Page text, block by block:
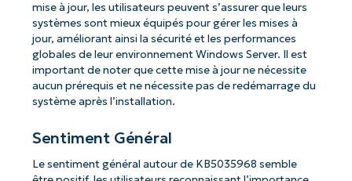
mise à jour, les utilisateurs peuvent s’assurer que leurs
systèmes sont mieux équipés pour gérer les mises à
jour, améliorant ainsi la sécurité et les performances
globales de leur environnement Windows Server. Il est
important de noter que cette mise à jour ne nécessite
aucun prérequis et ne nécessite pas de redémarrage du
système après l’installation.
Sentiment Général
Le sentiment général autour de KB5035968 semble